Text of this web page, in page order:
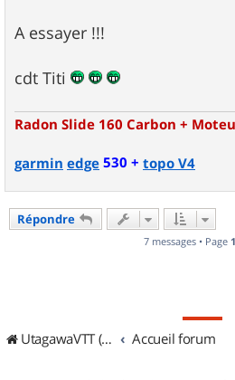
A essayer !!!
cdt Titi
Radon Slide 160 Carbon +
garmin edge530 + topo V4
Répondre
7 messages • Page 1
UtagawaVTT (Randos VTT et VTTAE avec traces GPS) Accueil forum